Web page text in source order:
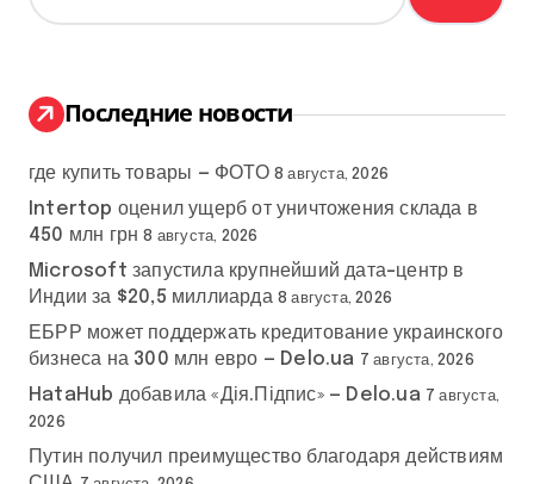
:
Последние новости
где купить товары — ФОТО 8 августа, 2026
Intertop оценил ущерб от уничтожения склада в
450 млн грн 8 августа, 2026
Microsoft запустила крупнейший дата-центр в
Индии за $20,5 миллиарда 8 августа, 2026
ЕБРР может поддержать кредитование украинского
бизнеса на 300 млн евро — Delo.ua 7 августа, 2026
HataHub добавила «Дія.Підпис» — Delo.ua 7 августа,
2026
Путин получил преимущество благодаря действиям